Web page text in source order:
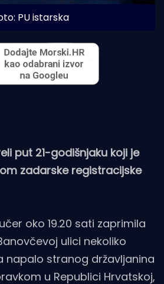
PU istarska
put 21-godišnjaku koji je
zadarske registracijske
oko 19.20 sati zaprimila
ulici nekoliko
napalo stranog državljanina
u Republici Hrvatskoj,